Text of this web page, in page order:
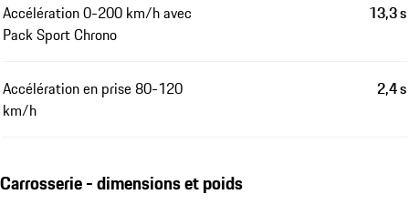
Accélération 0-200 km/h avec
Pack Sport Chrono
13,3 s
Accélération en prise 80-120
km/h
2,4 s
Carrosserie - dimensions et poids